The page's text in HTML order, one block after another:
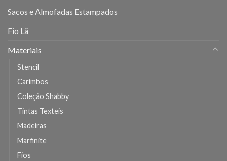
Sacos e Almofadas Estampados
Fio Lã
Materiais
Stencil
Carimbos
Coleção Shabby
Tintas Texteis
Madeiras
Marfinite
Fios